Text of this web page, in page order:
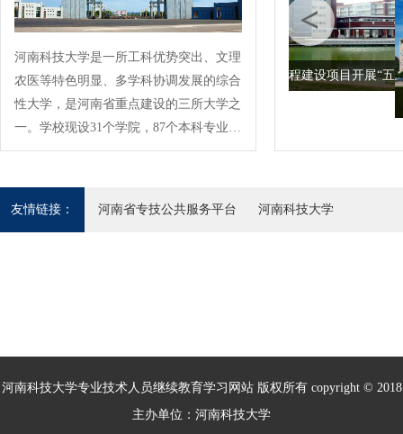
河南科技大学是一所工科优势突出、文理
农医等特色明显、多学科协调发展的综合
性大学，是河南省重点建设的三所大学之
一。学校现设31个学院，87个本科专业；
3个博士学位授权一级学科，12个博士学
河南省重点工程建设项目开展“五
友情链接： 河南省专技公共服务平台 河南科技大学
河南科技大学专业技术人员继续教育学习网站 版权所有 copyright © 2018
主办单位：河南科技大学